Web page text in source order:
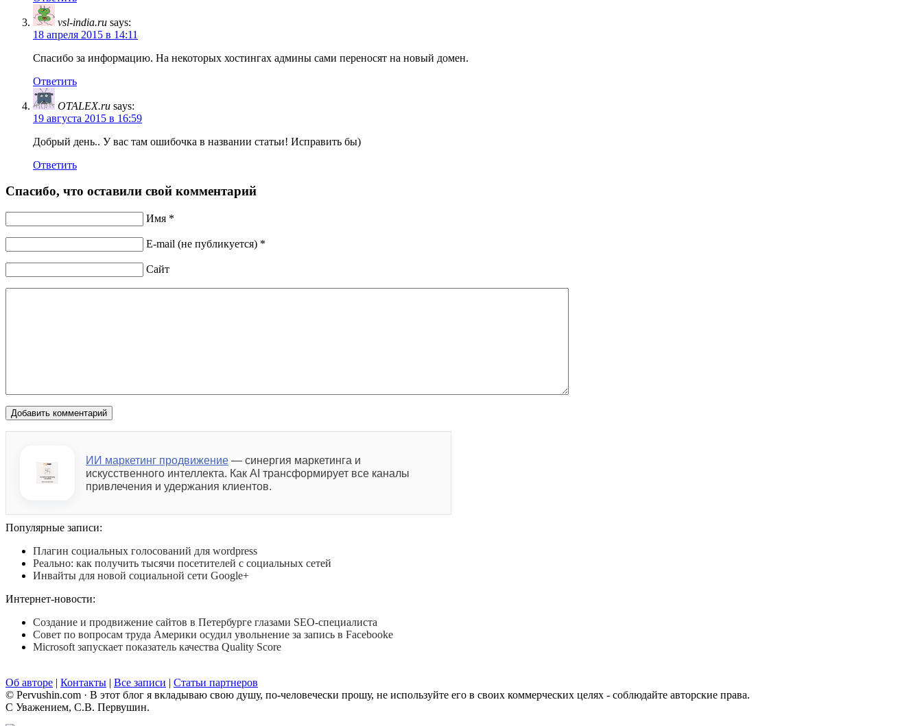
vsl-india.ru says:
18 апреля 2015 в 14:11
Спасибо за информацию. На некоторых хостингах админы сами переносят на новый домен.
Ответить
OTALEX.ru says:
19 августа 2015 в 16:59
Добрый день.. У вас там ошибочка в названии статьи! Исправить бы)
Ответить
Спасибо, что оставили свой комментарий
Имя *
E-mail (не публикуется) *
Сайт
ИИ маркетинг продвижение — синергия маркетинга и
искусственного интеллекта. Как AI трансформирует все каналы
привлечения и удержания клиентов.
Популярные записи:
Плагин социальных голосований для wordpress
Реально: как получить тысячи посетителей с социальных сетей
Инвайты для новой социальной сети Google+
Интернет-новости:
Создание и продвижение сайтов в Петербурге глазами SEO-специалиста
Совет по вопросам труда Америки осудил увольнение за запись в Facebookе
Microsoft запускает показатель качества Quality Score
Об авторе | Контакты | Все записи | Статьи партнеров
© Pervushin.com · В этот блог я вкладываю свою душу, по-человечески прошу, не используйте его в своих коммерческих целях - соблюдайте авторские права.
С Уважением, С.В. Первушин.